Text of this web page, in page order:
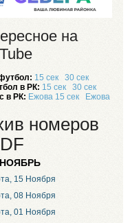
на
15 сек
30 сек
в РК: 15 сек
30 сек
в РК: Ежова 15 сек
Ежова
номеров
НОЯБРЬ
15 Ноября
08 Ноября
01 Ноября